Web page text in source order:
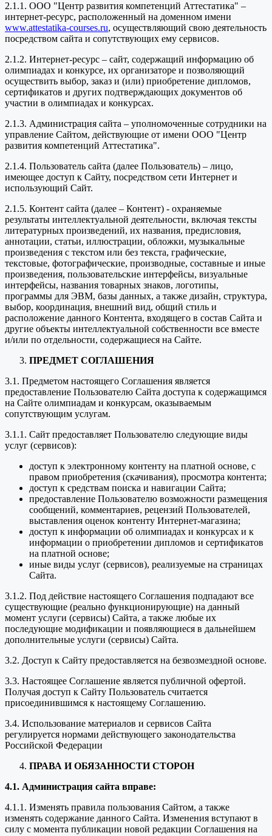
2.1.1. ООО "Центр развития компетенций Аттестатика" –
интернет-ресурс, расположенный на доменном имени
www.attestatika-courses.ru, осуществляющий свою деятельность
посредством сайта и сопутствующих ему сервисов.
2.1.2. Интернет-ресурс – сайт, содержащий информацию об
олимпиадах и конкурсе, их организаторе и позволяющий
осуществить выбор, заказ и (или) приобретение дипломов,
сертификатов и других подтверждающих документов об
участии в олимпиадах и конкурсах.
2.1.3. Администрация сайта – уполномоченные сотрудники на
управление Сайтом, действующие от имени ООО "Центр
развития компетенций Аттестатика".
2.1.4. Пользователь сайта (далее Пользователь) – лицо,
имеющее доступ к Сайту, посредством сети Интернет и
использующий Сайт.
2.1.5. Контент сайта (далее – Контент) - охраняемые
результаты интеллектуальной деятельности, включая тексты
литературных произведений, их названия, предисловия,
аннотации, статьи, иллюстрации, обложки, музыкальные
произведения с текстом или без текста, графические,
текстовые, фотографические, производные, составные и иные
произведения, пользовательские интерфейсы, визуальные
интерфейсы, названия товарных знаков, логотипы,
программы для ЭВМ, базы данных, а также дизайн, структура,
выбор, координация, внешний вид, общий стиль и
расположение данного Контента, входящего в состав Сайта и
другие объекты интеллектуальной собственности все вместе
и/или по отдельности, содержащиеся на Сайте.
ПРЕДМЕТ СОГЛАШЕНИЯ
3.1. Предметом настоящего Соглашения является
предоставление Пользователю Сайта доступа к содержащимся
на Сайте олимпиадам и конкурсам, оказываемым
сопутствующим услугам.
3.1.1. Сайт предоставляет Пользователю следующие виды
услуг (сервисов):
доступ к электронному контенту на платной основе, с
правом приобретения (скачивания), просмотра контента;
доступ к средствам поиска и навигации Сайта;
предоставление Пользователю возможности размещения
сообщений, комментариев, рецензий Пользователей,
выставления оценок контенту Интернет-магазина;
доступ к информации об олимпиадах и конкурсах и к
информации о приобретении дипломов и сертификатов
на платной основе;
иные виды услуг (сервисов), реализуемые на страницах
Сайта.
3.1.2. Под действие настоящего Соглашения подпадают все
существующие (реально функционирующие) на данный
момент услуги (сервисы) Сайта, а также любые их
последующие модификации и появляющиеся в дальнейшем
дополнительные услуги (сервисы) Сайта.
3.2. Доступ к Сайту предоставляется на безвозмездной основе.
3.3. Настоящее Соглашение является публичной офертой.
Получая доступ к Сайту Пользователь считается
присоединившимся к настоящему Соглашению.
3.4. Использование материалов и сервисов Сайта
регулируется нормами действующего законодательства
Российской Федерации
ПРАВА И ОБЯЗАННОСТИ СТОРОН
4.1. Администрация сайта вправе:
4.1.1. Изменять правила пользования Сайтом, а также
изменять содержание данного Сайта. Изменения вступают в
силу с момента публикации новой редакции Соглашения на